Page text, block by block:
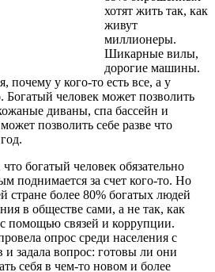
хотят жить так, как
живут
миллионеры.
Шикарные вилы,
дорогие машины.
почему у кого-то есть все, а у
Богатый человек может позволить
диваны, спа бассейн и
позволить себе разве что
богатый человек обязательно
поднимается за счет кого-то. Но
стране более 80% богатых людей
в обществе сами, а не так, как
помощью связей и коррупции.
опрос среди населения с
задала вопрос: готовы ли они
себя в чем-то новом и более